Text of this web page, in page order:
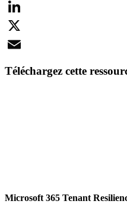
Facebook
LinkedIn
X
Téléchargez cette
Microsoft 365 Tenant